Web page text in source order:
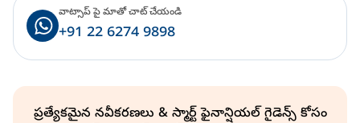
+91 22 6274 9898
వాట్సాప్ పై మాతో చాట్ చేయండి
ప్రత్యేకమైన నవీకరణలు & స్మార్ట్ ఫైనాన్షియల్ గైడెన్స్ కోసం